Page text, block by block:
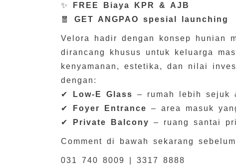
✨
FREE Biaya KPR & AJB
🧧 GET ANGPAO spesial launching
Velora hadir dengan konsep hunian
dirancang khusus untuk keluarga
kenyamanan, estetika, dan nilai
dengan:
✔
Low-E Glass
– rumah lebih sejuk
✔
Foyer Entrance
– area masuk
✔
Private Balcony – ruang santai
Comment di bawah sekarang
031 740 8009 | 3317 8888